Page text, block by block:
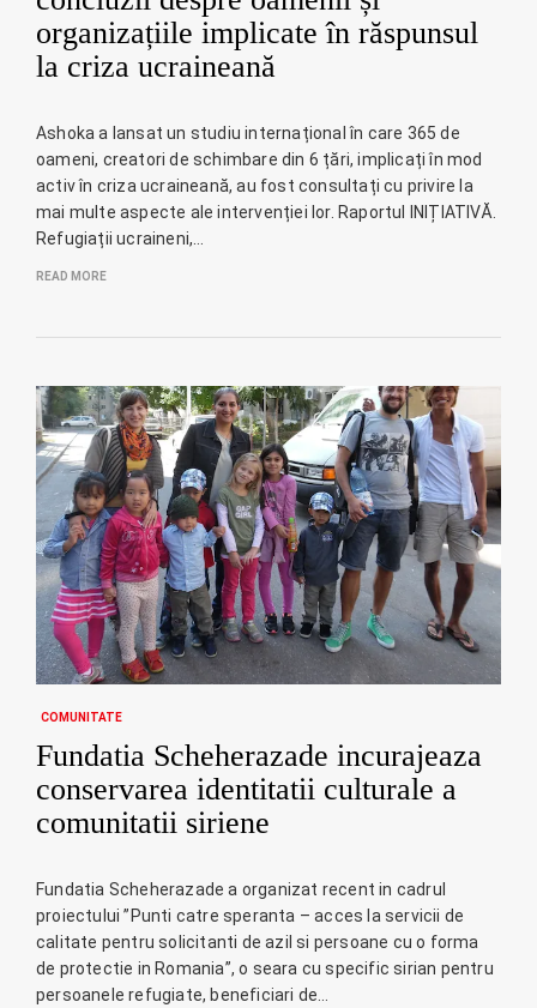
organizațiile implicate în răspunsul
la criza ucraineană
Ashoka a lansat un studiu internațional în care 365 de
oameni, creatori de schimbare din 6 țări, implicați în mod
activ în criza ucraineană, au fost consultați cu privire la
mai multe aspecte ale intervenției lor. Raportul INIȚIATIVĂ.
Refugiații ucraineni,…
READ MORE
COMUNITATE
Fundatia Scheherazade incurajeaza
conservarea identitatii culturale a
comunitatii siriene
Fundatia Scheherazade a organizat recent in cadrul
proiectului ”Punti catre speranta – acces la servicii de
calitate pentru solicitanti de azil si persoane cu o forma
de protectie in Romania”, o seara cu specific sirian pentru
persoanele refugiate, beneficiari de…